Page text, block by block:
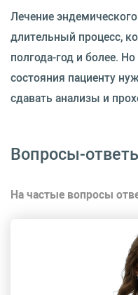
Лечение
длительный процесс,
полгода-год и более.
состояния пациенту
сдавать анализы и
Вопросы-
На частые вопросы